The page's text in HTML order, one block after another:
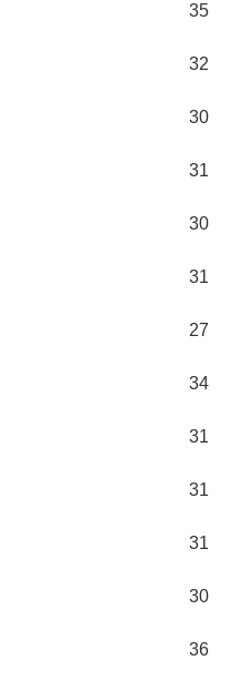
35
32
30
31
30
31
27
34
31
31
31
30
36